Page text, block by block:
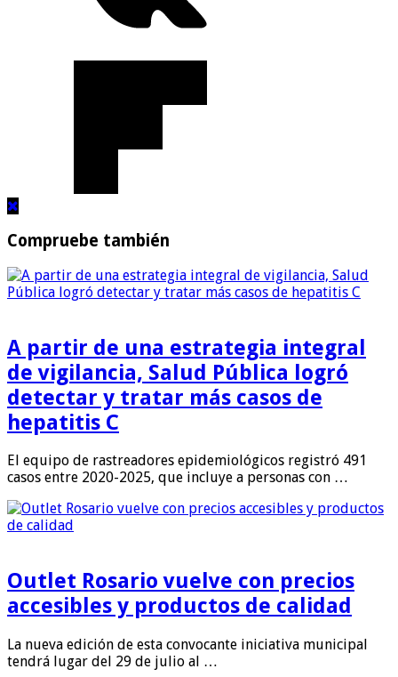
Compruebe también
A partir de una estrategia integral
de vigilancia, Salud Pública logró
detectar y tratar más casos de
hepatitis C
El equipo de rastreadores epidemiológicos registró 491
casos entre 2020-2025, que incluye a personas con …
Outlet Rosario vuelve con precios
accesibles y productos de calidad
La nueva edición de esta convocante iniciativa municipal
tendrá lugar del 29 de julio al …